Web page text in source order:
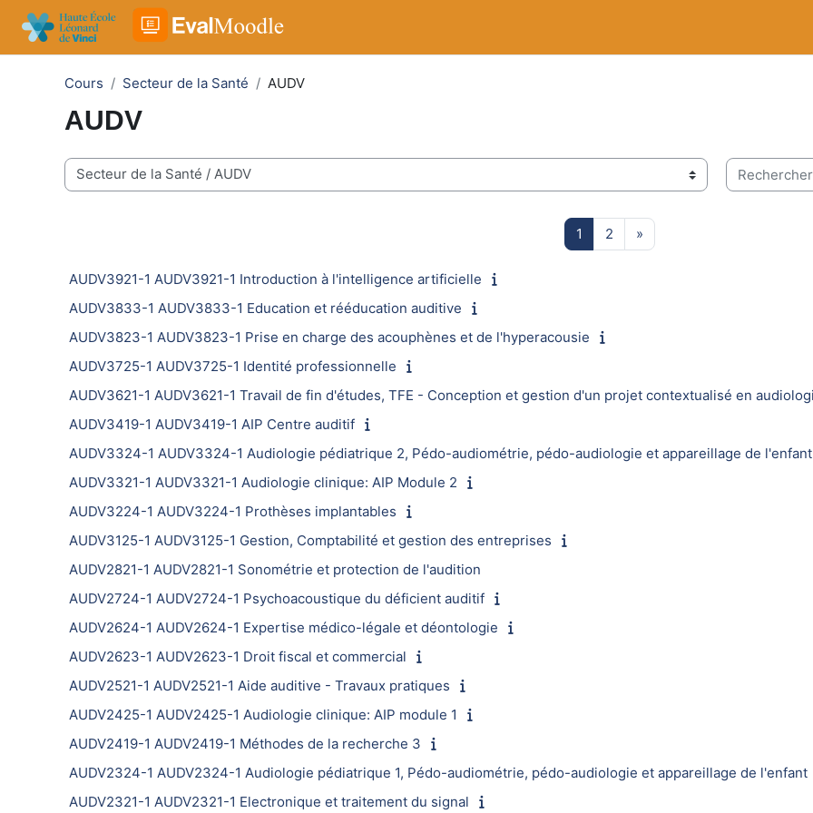
Passer au contenu principal
Cours Secteur de la Santé AUDV
AUDV
Catégories de cours
Rechercher
1 Page 1
2 Page 2
»
AUDV3921-1 AUDV3921-1 Introduction à l'intelligence artificielle
AUDV3833-1 AUDV3833-1 Education et rééducation auditive
AUDV3823-1 AUDV3823-1 Prise en charge des acouphènes et de l'hyperacousie
AUDV3725-1 AUDV3725-1 Identité professionnelle
AUDV3621-1 AUDV3621-1 Travail de fin d'études, TFE - Conception et gestion d'un projet contextualisé en
AUDV3419-1 AUDV3419-1 AIP Centre auditif
AUDV3324-1 AUDV3324-1 Audiologie pédiatrique 2, Pédo-audiométrie, pédo-audiologie et appareillage de l'enfant
AUDV3321-1 AUDV3321-1 Audiologie clinique: AIP Module 2
AUDV3224-1 AUDV3224-1 Prothèses implantables
AUDV3125-1 AUDV3125-1 Gestion, Comptabilité et gestion des entreprises
AUDV2821-1 AUDV2821-1 Sonométrie et protection de l'audition
AUDV2724-1 AUDV2724-1 Psychoacoustique du déficient auditif
AUDV2624-1 AUDV2624-1 Expertise médico-légale et déontologie
AUDV2623-1 AUDV2623-1 Droit fiscal et commercial
AUDV2521-1 AUDV2521-1 Aide auditive - Travaux pratiques
AUDV2425-1 AUDV2425-1 Audiologie clinique: AIP module 1
AUDV2419-1 AUDV2419-1 Méthodes de la recherche 3
AUDV2324-1 AUDV2324-1 Audiologie pédiatrique 1, Pédo-audiométrie, pédo-audiologie et appareillage de l'enfant
AUDV2321-1 AUDV2321-1 Electronique et traitement du signal